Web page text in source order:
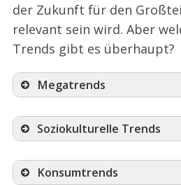
der Zukunft für den
relevant sein wird. Aber
Trends gibt es überhaupt?
Megatrends
Soziokulturelle Trends
Konsumtrends